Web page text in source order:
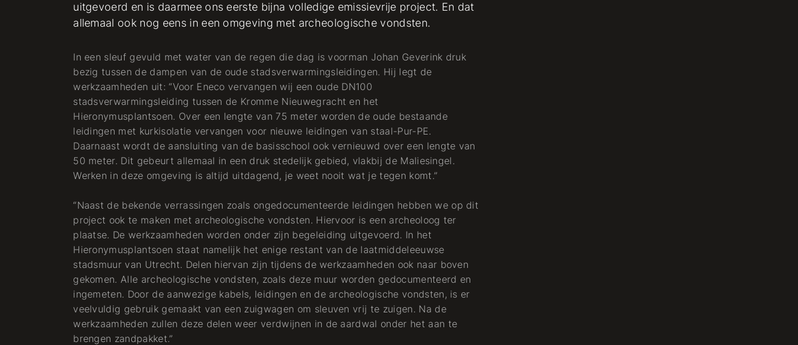
uitgevoerd en is daarmee ons eerste bijna volledige emissievrije project. En dat
allemaal ook nog eens in een omgeving met archeologische vondsten.
In een sleuf gevuld met water van de regen die dag is voorman Johan Geverink druk
bezig tussen de dampen van de oude stadsverwarmingsleidingen. Hij legt de
werkzaamheden uit: “Voor Eneco vervangen wij een oude DN100
stadsverwarmingsleiding tussen de Kromme Nieuwegracht en het
Hieronymusplantsoen. Over een lengte van 75 meter worden de oude bestaande
leidingen met kurkisolatie vervangen voor nieuwe leidingen van staal-Pur-PE.
Daarnaast wordt de aansluiting van de basisschool ook vernieuwd over een lengte van
50 meter. Dit gebeurt allemaal in een druk stedelijk gebied, vlakbij de Maliesingel.
Werken in deze omgeving is altijd uitdagend, je weet nooit wat je tegen komt.”
“Naast de bekende verrassingen zoals ongedocumenteerde leidingen hebben we op dit
project ook te maken met archeologische vondsten. Hiervoor is een archeoloog ter
plaatse. De werkzaamheden worden onder zijn begeleiding uitgevoerd. In het
Hieronymusplantsoen staat namelijk het enige restant van de laatmiddeleeuwse
stadsmuur van Utrecht. Delen hiervan zijn tijdens de werkzaamheden ook naar boven
gekomen. Alle archeologische vondsten, zoals deze muur worden gedocumenteerd en
ingemeten. Door de aanwezige kabels, leidingen en de archeologische vondsten, is er
veelvuldig gebruik gemaakt van een zuigwagen om sleuven vrij te zuigen. Na de
werkzaamheden zullen deze delen weer verdwijnen in de aardwal onder het aan te
brengen zandpakket.”
Werkvoorbereider
Koude + Warmte Koude + Warmte